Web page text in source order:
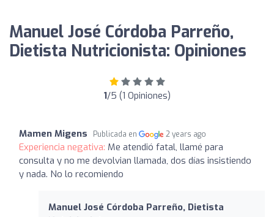
Manuel José Córdoba Parreño,
Dietista Nutricionista: Opiniones
1/5 (1 Opiniones)
Mamen Migens Publicada en 2 years ago
Experiencia negativa: Me atendió fatal, llamé para
consulta y no me devolvian llamada, dos días insistiendo
y nada. No lo recomiendo
Manuel José Córdoba Parreño, Dietista